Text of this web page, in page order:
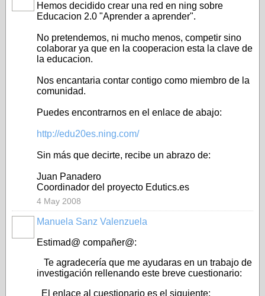
Hemos decidido crear una red en ning sobre
Educacion 2.0 "Aprender a aprender".
No pretendemos, ni mucho menos, competir sino
colaborar ya que en la cooperacion esta la clave de
la educacion.
Nos encantaria contar contigo como miembro de la
comunidad.
Puedes encontrarnos en el enlace de abajo:
http://edu20es.ning.com/
Sin más que decirte, recibe un abrazo de:
Juan Panadero
Coordinador del proyecto Edutics.es
4 May 2008
Manuela Sanz Valenzuela
Estimad@ compañer@:
Te agradecería que me ayudaras en un trabajo de
investigación rellenando este breve cuestionario:
El enlace al cuestionario es el siguiente: